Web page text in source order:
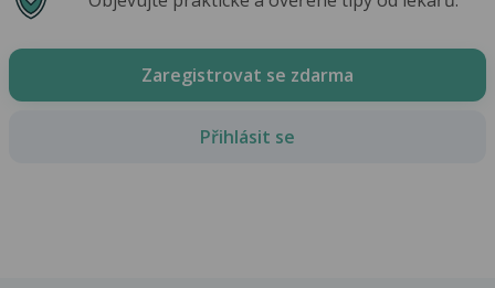
Zaregistrovat se zdarma
Přihlásit se